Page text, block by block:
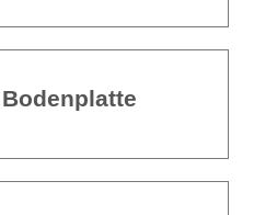
Bodenplatte